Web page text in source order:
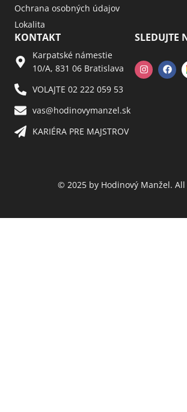
Ochrana osobných údajov
Lokalita
KONTAKT
Karpatské námestie
10/A, 831 06 Bratislava
VOLAJTE 02 222 059 53​
vas@hodinovymanzel.sk​
KARIÉRA PRE MAJSTROV​
SLEDUJTE
© 2025 by Hodinový Manžel. All